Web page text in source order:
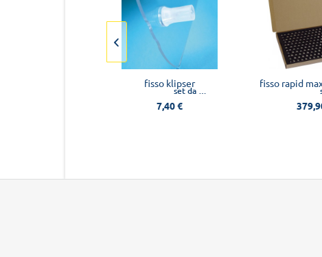
fisso klipser
7,40 €
set da 10 pz